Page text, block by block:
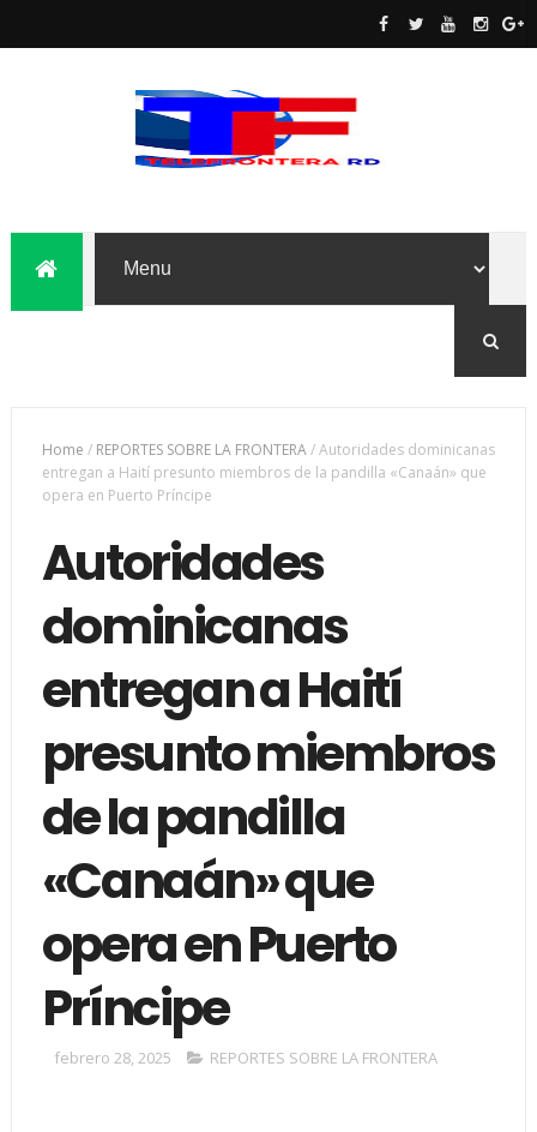
Home / REPORTES SOBRE LA FRONTERA/Autoridades dominicanas
entregan a Haití presunto miembros de la pandilla «Canaán» que
opera en Puerto Príncipe
Autoridades
dominicanas
entregan a Haití
presunto miembros
de la pandilla
«Canaán» que
opera en Puerto
Príncipe
febrero 28, 2025 REPORTES SOBRE LA FRONTERA